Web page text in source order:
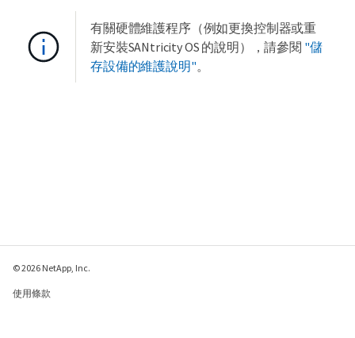
有關硬體維護程序（例如更換控制器或重
新安裝SANtricity OS 的說明），請參閱 "儲
存設備的維護說明"。
© 2026 NetApp, Inc.
使用條款